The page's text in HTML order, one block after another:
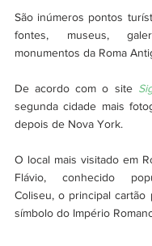
São inúmeros pontos
fontes, museus,
monumentos da Roma
De acordo com o site
segunda cidade mais
depois de Nova York.
O local mais visitado em
Flávio, conhecido
Coliseu, o principal cartão
símbolo do Império